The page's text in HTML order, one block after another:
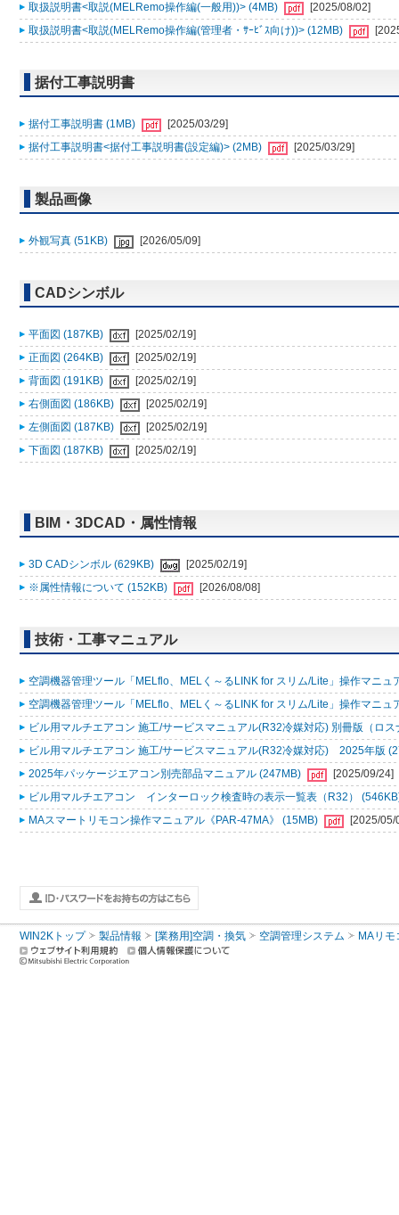
取扱説明書<取説(MELRemo操作編(一般用))> (4MB)
[2025/08/02]
取扱説明書<取説(MELRemo操作編(管理者・ｻｰﾋﾞｽ向け))> (12MB)
据付工事説明書
据付工事説明書 (1MB)
[2025/03/29]
据付工事説明書<据付工事説明書(設定編)> (2MB)
[2025/03/29]
製品画像
外観写真 (51KB) [2026/05/09]
CADシンボル
平面図 (187KB)
[2025/02/19]
正面図 (264KB)
[2025/02/19]
背面図 (191KB)
[2025/02/19]
右側面図 (186KB)
[2025/02/19]
左側面図 (187KB)
[2025/02/19]
下面図 (187KB)
[2025/02/19]
BIM・3DCAD・属性情報
3D CADシンボル (629KB)
[2025/02/19]
※属性情報について (152KB)
[2026/08/08]
技術・工事マニュアル
空調機器管理ツール「MELflo、MELく～るLINK for スリム/Lite」操作マニュ
空調機器管理ツール「MELflo、MELく～るLINK for スリム/Lite」操作マニュ
ビル用マルチエアコン 施工/サービスマニュアル(R32冷媒対応) 別冊版（ロ
ビル用マルチエアコン 施工/サービスマニュアル(R32冷媒対応) 2025年版
2025年パッケージエアコン別売部品マニュアル (247MB)
[2025/09/24]
ビル用マルチエアコン インターロック検査時の表示一覧表（R32）
MAスマートリモコン操作マニュアル《PAR-47MA》 (15MB)
[2025/05/
WIN2Kトップ 製品情報 [業務用]空調・換気 空調管理システム MAリモ